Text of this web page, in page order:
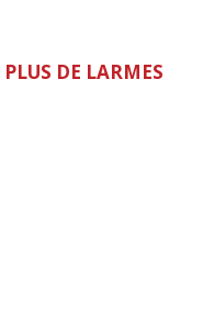
DE LARMES